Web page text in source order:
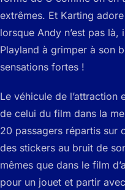
extrêmes. Et Karting
lorsque Andy n’est pas
Playland à grimper à son
sensations fortes !
Le véhicule de l’attraction
de celui du film dans la
20 passagers répartis sur
des stickers au bruit de
mêmes que dans le film
pour un jouet et partir